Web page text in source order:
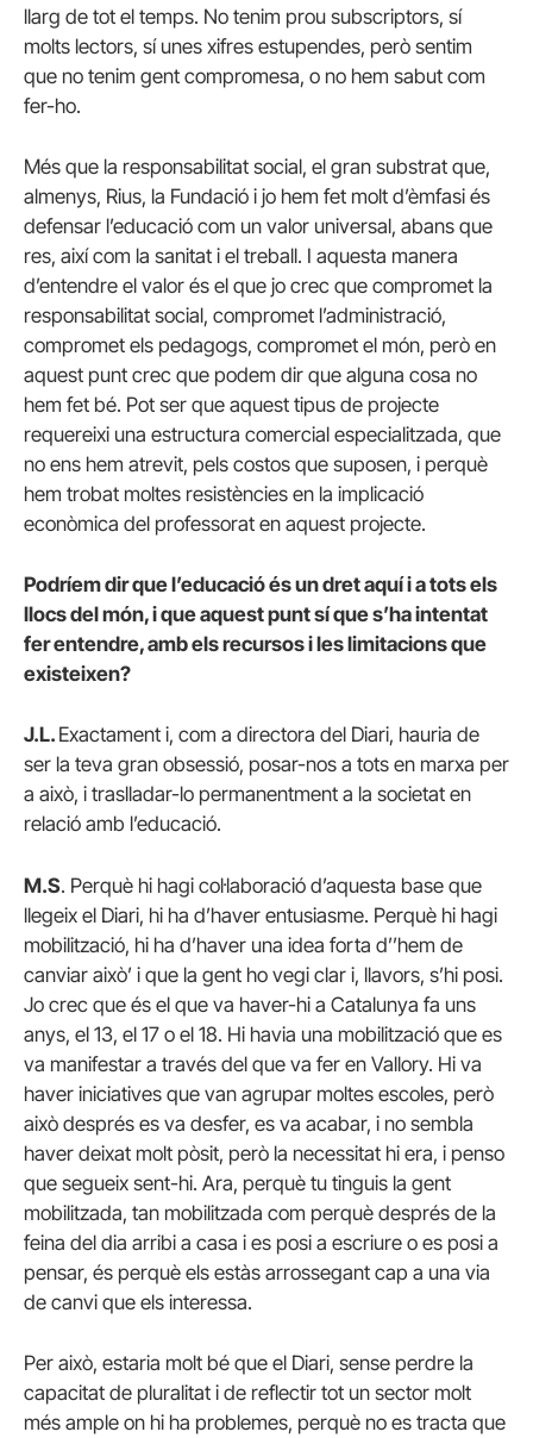
llarg de tot el temps. No tenim prou subscriptors, sí
molts lectors, sí unes xifres estupendes, però sentim
que no tenim gent compromesa, o no hem sabut com
fer-ho.
Més que la responsabilitat social, el gran substrat que,
almenys, Rius, la Fundació i jo hem fet molt d’èmfasi és
defensar l’educació com un valor universal, abans que
res, així com la sanitat i el treball. I aquesta manera
d’entendre el valor és el que jo crec que compromet la
responsabilitat social, compromet l’administració,
compromet els pedagogs, compromet el món, però en
aquest punt crec que podem dir que alguna cosa no
hem fet bé. Pot ser que aquest tipus de projecte
requereixi una estructura comercial especialitzada, que
no ens hem atrevit, pels costos que suposen, i perquè
hem trobat moltes resistències en la implicació
econòmica del professorat en aquest projecte.
Podríem dir que l’educació és un dret aquí i a tots els
llocs del món, i que aquest punt sí que s’ha intentat
fer entendre, amb els recursos i les limitacions que
existeixen?
J.L. Exactament i, com a directora del Diari, hauria de
ser la teva gran obsessió, posar-nos a tots en marxa per
a això, i traslladar-lo permanentment a la societat en
relació amb l’educació.
M.S. Perquè hi hagi col·laboració d’aquesta base que
llegeix el Diari, hi ha d’haver entusiasme. Perquè hi hagi
mobilització, hi ha d’haver una idea forta d’’hem de
canviar això’ i que la gent ho vegi clar i, llavors, s’hi posi.
Jo crec que és el que va haver-hi a Catalunya fa uns
anys, el 13, el 17 o el 18. Hi havia una mobilització que es
va manifestar a través del que va fer en Vallory. Hi va
haver iniciatives que van agrupar moltes escoles, però
això després es va desfer, es va acabar, i no sembla
haver deixat molt pòsit, però la necessitat hi era, i penso
que segueix sent-hi. Ara, perquè tu tinguis la gent
mobilitzada, tan mobilitzada com perquè després de la
feina del dia arribi a casa i es posi a escriure o es posi a
pensar, és perquè els estàs arrossegant cap a una via
de canvi que els interessa.
Per això, estaria molt bé que el Diari, sense perdre la
capacitat de pluralitat i de reflectir tot un sector molt
més ample on hi ha problemes, perquè no es tracta que